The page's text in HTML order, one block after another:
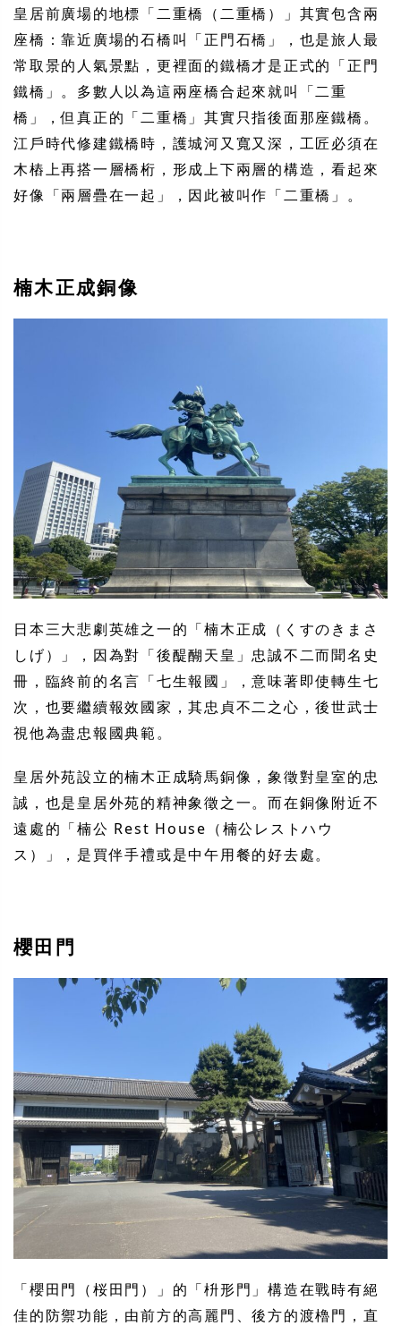
皇居前廣場的地標「二重橋（二重橋）」其實包含兩
座橋：靠近廣場的石橋叫「正門石橋」，也是旅人最
常取景的人氣景點，更裡面的鐵橋才是正式的「正門
鐵橋」。多數人以為這兩座橋合起來就叫「二重
橋」，但真正的「二重橋」其實只指後面那座鐵橋。
江戶時代修建鐵橋時，護城河又寬又深，工匠必須在
木樁上再搭一層橋桁，形成上下兩層的構造，看起來
好像「兩層疊在一起」，因此被叫作「二重橋」。
楠木正成銅像
日本三大悲劇英雄之一的「楠木正成（くすのきまさ
しげ）」，因為對「後醍醐天皇」忠誠不二而聞名史
冊，臨終前的名言「七生報國」，意味著即使轉生七
次，也要繼續報效國家，其忠貞不二之心，後世武士
視他為盡忠報國典範。
皇居外苑設立的楠木正成騎馬銅像，象徵對皇室的忠
誠，也是皇居外苑的精神象徵之一。而在銅像附近不
遠處的「楠公 Rest House（楠公レストハウ
ス）」，是買伴手禮或是中午用餐的好去處。
櫻田門
「櫻田門（桜田門）」的「枡形門」構造在戰時有絕
佳的防禦功能，由前方的高麗門、後方的渡櫓門，直